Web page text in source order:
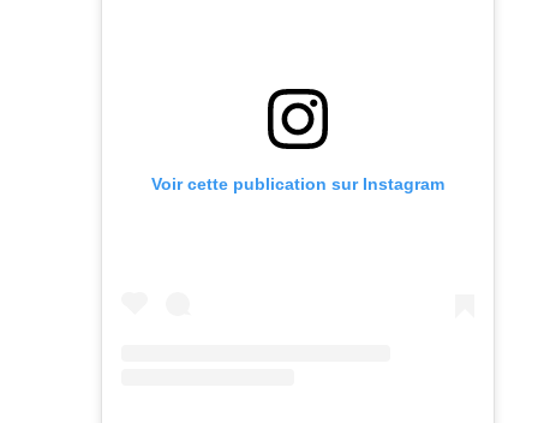
Voir cette publication sur Instagram